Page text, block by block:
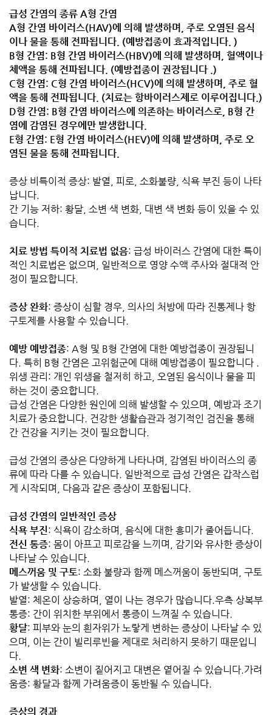
급성 간염의 종류 A형 간염
A형 간염 바이러스(HAV)에 의해 발생하며, 주로 오염된 음식
이나 물을 통해 전파됩니다. (예방접종이 효과적입니다. )
B형 간염: B형 간염 바이러스(HBV)에 의해 발생하며, 혈액이나
체액을 통해 전파됩니다. (예방접종이 권장됩니다 .)
C형 간염: C형 간염 바이러스(HCV)에 의해 발생하며, 주로 혈
액을 통해 전파됩니다. (치료는 항바이러스제로 이루어집니다.)
D형 간염: B형 간염 바이러스에 의존하는 바이러스로, B형 간
염에 감염된 경우에만 발생합니다.
E형 간염: E형 간염 바이러스(HEV)에 의해 발생하며, 주로 오
염된 물을 통해 전파됩니다.
증상 비특이적 증상: 발열, 피로, 소화불량, 식욕 부진 등이 나타
납니다.
간 기능 저하: 황달, 소변 색 변화, 대변 색 변화 등이 있을 수 있
습니다.
치료 방법 특이적 치료법 없음: 급성 바이러스 간염에 대한 특이
적인 치료법은 없으며, 일반적으로 영양 수액 주사와 절대적 안
정이 필요합니다.
증상 완화: 증상이 심할 경우, 의사의 처방에 따라 진통제나 항
구토제를 사용할 수 있습니다.
예방 예방접종: A형 및 B형 간염에 대한 예방접종이 권장됩니
다. 특히 B형 간염은 고위험군에 대해 예방접종이 필요합니다 .
위생 관리: 개인 위생을 철저히 하고, 오염된 음식이나 물을 피
하는 것이 중요합니다.
급성 간염은 다양한 원인에 의해 발생할 수 있으며, 예방과 조기
치료가 중요합니다. 건강한 생활습관과 정기적인 검진을 통해
간 건강을 지키는 것이 필요합니다.
급성 간염의 증상은 다양하게 나타나며, 감염된 바이러스의 종
류에 따라 다를 수 있습니다. 일반적으로 급성 간염은 갑작스럽
게 시작되며, 다음과 같은 증상이 포함됩니다.
급성 간염의 일반적인 증상
식욕 부진: 식욕이 감소하며, 음식에 대한 흥미가 줄어듭니다.
전신 통증: 몸이 아프고 피로감을 느끼며, 감기와 유사한 증상이
나타날 수 있습니다.
메스꺼움 및 구토: 소화 불량과 함께 메스꺼움이 동반되며, 구토
가 발생할 수 있습니다.
발열: 체온이 상승하며, 열이 나는 경우가 많습니다.우측 상복부
통증: 간이 위치한 부위에서 통증이 느껴질 수 있습니다.
황달: 피부와 눈의 흰자위가 노랗게 변하는 증상이 나타날 수 있
으며, 이는 간이 빌리루빈을 제대로 처리하지 못하기 때문입니
다.
소변 색 변화: 소변이 짙어지고 대변은 옅어질 수 있습니다.가려
움증: 황달과 함께 가려움증이 동반될 수 있습니다.
증상의 경과